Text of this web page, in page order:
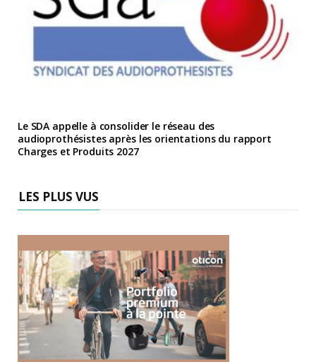
Le SDA appelle à consolider le réseau des
audioprothésistes après les orientations du rapport
Charges et Produits 2027
LES PLUS VUS